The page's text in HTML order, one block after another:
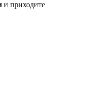
и приходите